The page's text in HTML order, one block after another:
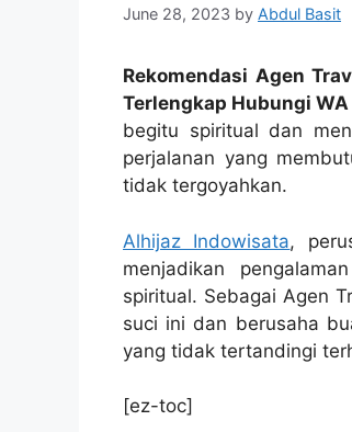
June 28, 2023 by Abdul Basit
Rekomendasi Agen
Terlengkap Hubungi
begitu spiritual dan
perjalanan yang
tidak tergoyahkan.
Alhijaz Indowisata,
menjadikan
spiritual. Sebagai Agen
suci ini dan berusaha
yang tidak tertandingi
[ez-toc]